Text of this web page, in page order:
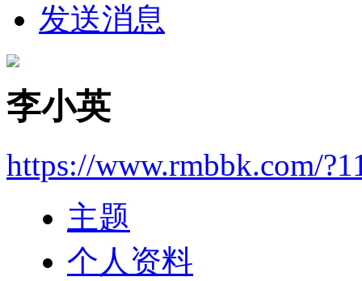
发送消息
李小英
https://www.rmbbk.com/
主题
个人资料